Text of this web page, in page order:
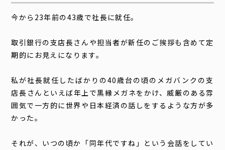
今から23年前の43歳で社長に就任。
取引銀行の支店長さんや担当者が新任のご挨拶も含めて定
期的にお見えになります。
私が社長就任したばかりの40歳台の頃のメガバンクの支
店長さんといえば年上で黒縁メガネをかけ、威厳のある雰
囲気で一方的に世界や日本経済の話しをするような方が多
かった。
それが、いつの頃か「同年代ですね」という会話をしてい